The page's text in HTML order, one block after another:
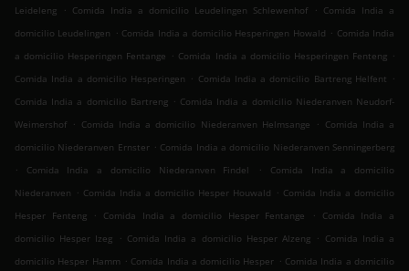
Leideleng
. Comida India a domicilio Leudelingen Schlewenhof . Comida India a
domicilio Leudelingen . Comida India a domicilio Hesperingen Howald . Comida India
a domicilio Hesperingen Fentange . Comida India a domicilio Hesperingen Fenteng .
Comida India a domicilio Hesperingen . Comida India a domicilio Bartreng Helfent .
Comida India a domicilio Bartreng . Comida India a domicilio Niederanven Neudorf-
Weimershof . Comida India a domicilio Niederanven Helmsange . Comida India a
domicilio Niederanven Ernster . Comida India a domicilio Niederanven Senningerberg
.
Comida India a domicilio Niederanven Findel .
Comida India a domicilio
Niederanven . Comida India a domicilio Hesper Houwald . Comida India a domicilio
Hesper Fenteng
. Comida India a domicilio Hesper Fentange .
Comida India a
domicilio Hesper Izeg
. Comida India a domicilio Hesper Alzeng . Comida India a
domicilio Hesper Hamm . Comida India a domicilio Hesper . Comida India a domicilio